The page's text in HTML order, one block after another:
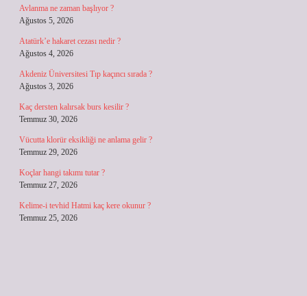
Avlanma ne zaman başlıyor ?
Ağustos 5, 2026
Atatürk’e hakaret cezası nedir ?
Ağustos 4, 2026
Akdeniz Üniversitesi Tıp kaçıncı sırada ?
Ağustos 3, 2026
Kaç dersten kalırsak burs kesilir ?
Temmuz 30, 2026
Vücutta klorür eksikliği ne anlama gelir ?
Temmuz 29, 2026
Koçlar hangi takımı tutar ?
Temmuz 27, 2026
Kelime-i tevhid Hatmi kaç kere okunur ?
Temmuz 25, 2026